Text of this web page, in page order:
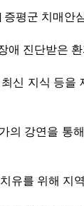
평군 치매안
애 진단받은
신 지식 등을
의 강연을 통
유를 위해 지